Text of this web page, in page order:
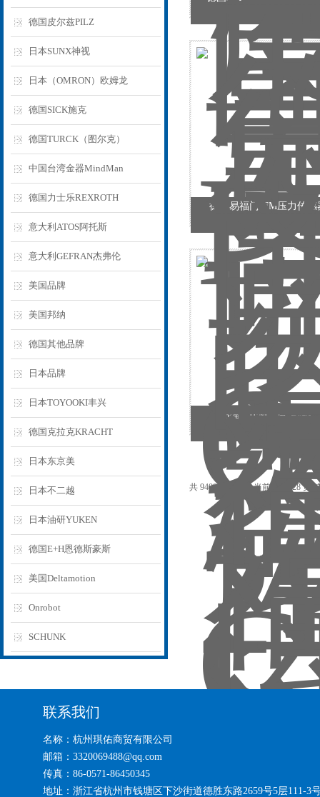
德国皮尔兹PILZ
日本SUNX神视
日本（OMRON）欧姆龙
德国SICK施克
德国TURCK（图尔克）
中国台湾金器MindMan
德国力士乐REXROTH
意大利ATOS阿托斯
意大利GEFRAN杰弗伦
美国品牌
美国邦纳
德国其他品牌
日本品牌
日本TOYOOKI丰兴
德国克拉克KRACHT
日本东京美
日本不二越
日本油研YUKEN
德国E+H恩德斯豪斯
美国Deltamotion
Onrobot
SCHUNK
德国易福门IFM压力传感
易福门IFM温度传感器
共 9408 条记录，当前 56 / 628 页
联系我们
名称：杭州琪佑商贸有限公司
邮箱：3320069488@qq.com
传真：86-0571-86450345
地址：浙江省杭州市钱塘区下沙街道德胜东路2659号5层111-3